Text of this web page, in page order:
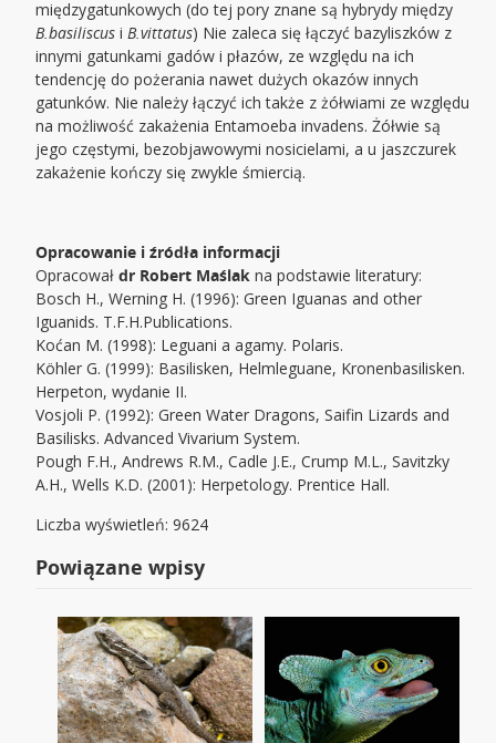
międzygatunkowych (do tej pory znane są hybrydy między
B.basiliscus iB.vittatus) Nie zaleca się łączyć bazyliszków z
innymi gatunkami gadów i płazów, ze względu na ich
tendencję do pożerania nawet dużych okazów innych
gatunków. Nie należy łączyć ich także z żółwiami ze względu
na możliwość zakażenia Entamoeba invadens. Żółwie są
jego częstymi, bezobjawowymi nosicielami, a u jaszczurek
zakażenie kończy się zwykle śmiercią.
Opracowanie i źródła informacji
Opracowałdr Robert Maślak na podstawie literatury:
Bosch H., Werning H. (1996): Green Iguanas and other
Iguanids. T.F.H.Publications.
Koćan M. (1998): Leguani a agamy. Polaris.
Köhler G. (1999): Basilisken, Helmleguane, Kronenbasilisken.
Herpeton, wydanie II.
Vosjoli P. (1992): Green Water Dragons, Saifin Lizards and
Basilisks. Advanced Vivarium System.
Pough F.H., Andrews R.M., Cadle J.E., Crump M.L., Savitzky
A.H., Wells K.D. (2001): Herpetology. Prentice Hall.
Liczba wyświetleń: 9624
Powiązane wpisy